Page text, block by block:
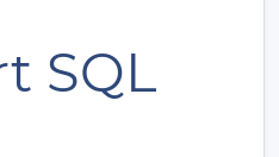
SQL